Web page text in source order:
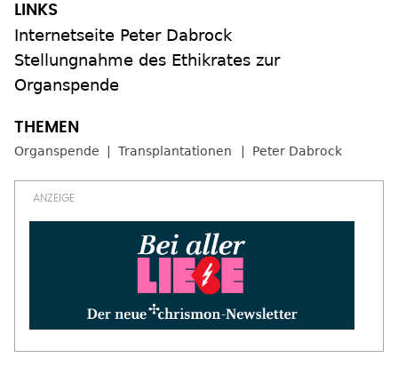
Internetseite Peter Dabrock
Stellungnahme des Ethikrates zur
Organspende
Organspende Transplantationen Peter Dabrock